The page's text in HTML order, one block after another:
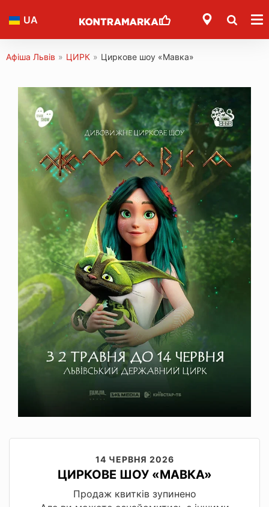
UA
Афіша Львів » ЦИРК » Циркове шоу «Мавка»
14 ЧЕРВНЯ 2026
ЦИРКОВЕ ШОУ «МАВКА»
Продаж квитків зупинено